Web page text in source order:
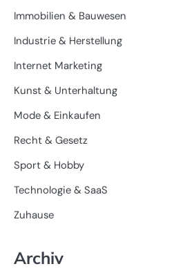
Immobilien & Bauwesen
Industrie & Herstellung
Internet Marketing
Kunst & Unterhaltung
Mode & Einkaufen
Recht & Gesetz
Sport & Hobby
Technologie & SaaS
Zuhause
Archiv